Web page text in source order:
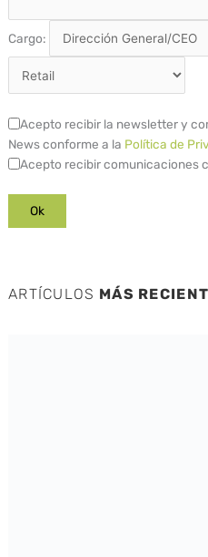
Cargo:
Acepto recibir la newsletter y
News conforme a la Política de
Acepto recibir comunicaciones
ARTÍCULOS MÁS